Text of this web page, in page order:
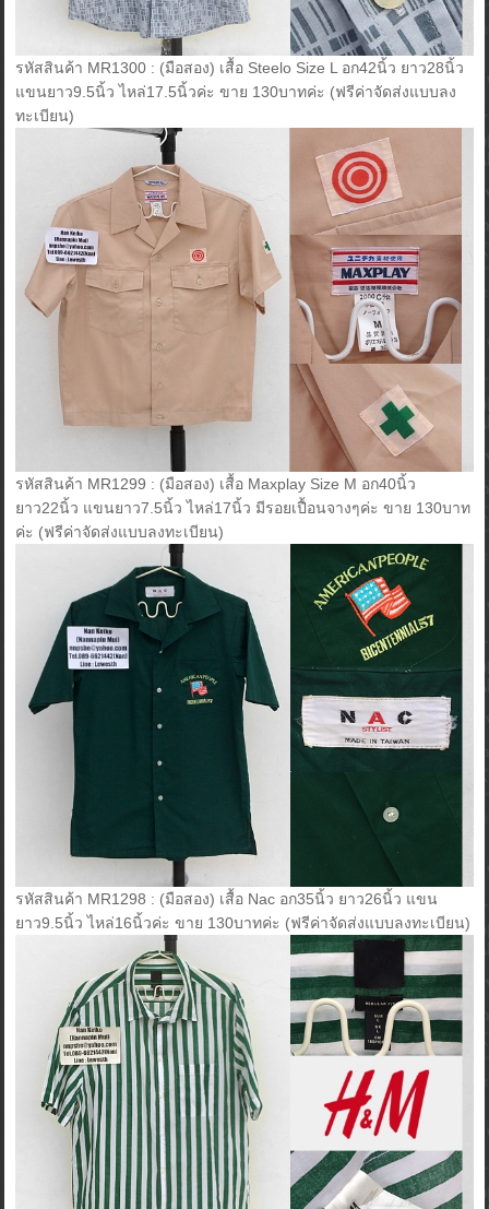
รหัสสินค้า MR1300 : (มือสอง) เสื้อ Steelo Size L อก42นิ้ว ยาว28นิ้ว
แขนยาว9.5นิ้ว ไหล่17.5นิ้วค่ะ ขาย 130บาทค่ะ (ฟรีค่าจัดส่งแบบลง
ทะเบียน)
รหัสสินค้า MR1299 : (มือสอง) เสื้อ Maxplay Size M อก40นิ้ว
ยาว22นิ้ว แขนยาว7.5นิ้ว ไหล่17นิ้ว มีรอยเปื้อนจางๆค่ะ ขาย 130บาท
ค่ะ (ฟรีค่าจัดส่งแบบลงทะเบียน)
รหัสสินค้า MR1298 : (มือสอง) เสื้อ Nac อก35นิ้ว ยาว26นิ้ว แขน
ยาว9.5นิ้ว ไหล่16นิ้วค่ะ ขาย 130บาทค่ะ (ฟรีค่าจัดส่งแบบลงทะเบียน)